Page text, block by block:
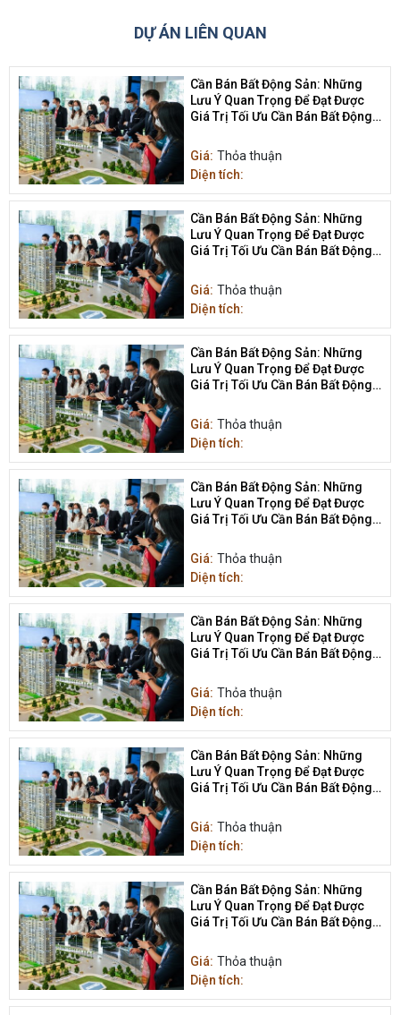
DỰ ÁN LIÊN QUAN
Cần Bán Bất Động Sản: Những
Lưu Ý Quan Trọng Để Đạt Được
Giá Trị Tối Ưu Cần Bán Bất Động
Giá: Thỏa thuận
Diện tích:
Cần Bán Bất Động Sản: Những
Lưu Ý Quan Trọng Để Đạt Được
Giá Trị Tối Ưu Cần Bán Bất Động
Giá: Thỏa thuận
Diện tích:
Cần Bán Bất Động Sản: Những
Lưu Ý Quan Trọng Để Đạt Được
Giá Trị Tối Ưu Cần Bán Bất Động
Giá: Thỏa thuận
Diện tích:
Cần Bán Bất Động Sản: Những
Lưu Ý Quan Trọng Để Đạt Được
Giá Trị Tối Ưu Cần Bán Bất Động
Giá: Thỏa thuận
Diện tích:
Cần Bán Bất Động Sản: Những
Lưu Ý Quan Trọng Để Đạt Được
Giá Trị Tối Ưu Cần Bán Bất Động
Giá: Thỏa thuận
Diện tích:
Cần Bán Bất Động Sản: Những
Lưu Ý Quan Trọng Để Đạt Được
Giá Trị Tối Ưu Cần Bán Bất Động
Giá: Thỏa thuận
Diện tích:
Cần Bán Bất Động Sản: Những
Lưu Ý Quan Trọng Để Đạt Được
Giá Trị Tối Ưu Cần Bán Bất Động
Giá: Thỏa thuận
Diện tích: